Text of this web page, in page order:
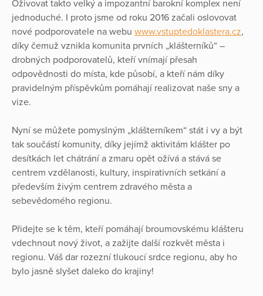
Oživovat takto velký a impozantní barokní komplex není
jednoduché. I proto jsme od roku 2016 začali oslovovat
nové podporovatele na webu www.vstuptedoklastera.cz,
díky čemuž vznikla komunita prvních „klášterníků“ –
drobných podporovatelů, kteří vnímají přesah
odpovědnosti do místa, kde působí, a kteří nám díky
pravidelným příspěvkům pomáhají realizovat naše sny a
vize.
Nyní se můžete pomyslným „klášterníkem“ stát i vy a být
tak součástí komunity, díky jejímž aktivitám klášter po
desítkách let chátrání a zmaru opět ožívá a stává se
centrem vzdělanosti, kultury, inspirativních setkání a
především živým centrem zdravého města a
sebevědomého regionu.
Přidejte se k těm, kteří pomáhají broumovskému klášteru
vdechnout nový život, a zažijte další rozkvět města i
regionu. Váš dar rozezní tlukoucí srdce regionu, aby ho
bylo jasně slyšet daleko do krajiny!